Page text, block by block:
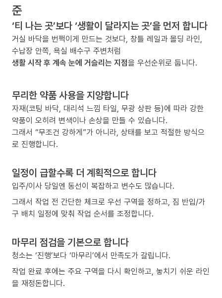
준
‘티 나는 곳’보다 ‘생활이 달라지는 곳’을 먼저 합니다
거실 바닥을 번쩍이게 만드는 것보다, 창틀 레일과 몰딩 라인,
수납장 안쪽, 욕실 배수구 주변처럼
생활 시작 후 계속 눈에 거슬리는 지점을 우선순위로 둡니다.
무리한 약품 사용을 지양합니다
자재(코팅 바닥, 대리석 느낌 타일, 무광 상판 등)에 따라 강한
약품이 오히려 변색이나 손상을 만들 수 있습니다.
그래서 “무조건 강하게”가 아니라, 상태를 보고 적절한 방식으
로 진행합니다.
일정이 급할수록 더 계획적으로 합니다
입주/이사 당일엔 동선이 복잡하고 변수도 많습니다.
그래서 작업 전 간단한 체크로 우선 구역을 정하고, 짐 반입/가
구 배치 일정에 맞춰 작업 순서를 조정합니다.
마무리 점검을 기본으로 합니다
청소는 ‘진행’보다 ‘마무리’에서 만족도가 갈립니다.
작업 완료 후에는 주요 구역을 다시 확인하고, 놓치기 쉬운 라인
을 재정돈합니다.